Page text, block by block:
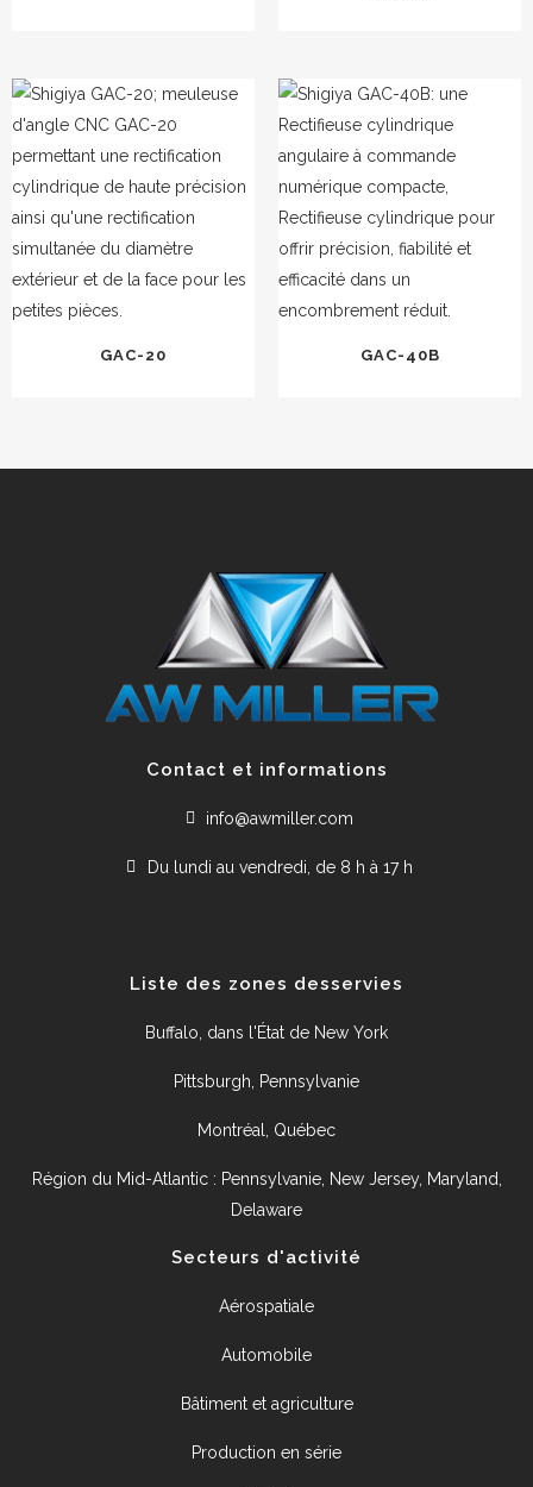
GAC-20 GAC-40B
Contact et informations
info@awmiller.com
Du lundi au vendredi, de 8 h à 17 h
Liste des zones desservies
Buffalo, dans l'État de New York
Pittsburgh, Pennsylvanie
Montréal, Québec
Région du Mid-Atlantic : Pennsylvanie, New Jersey, Maryland,
Delaware
Secteurs d'activité
Aérospatiale
Automobile
Bâtiment et agriculture
Production en série